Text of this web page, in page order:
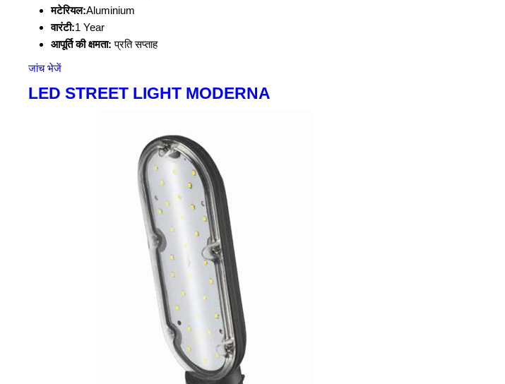
मटेरियल:Aluminium
वारंटी:1 Year
आपूर्ति की क्षमता: प्रति सप्ताह
जांच भेजें
LED STREET LIGHT MODERNA